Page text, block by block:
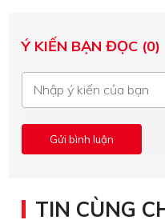
Ý KIẾN BẠN ĐỌC (0)
TIN CÙNG